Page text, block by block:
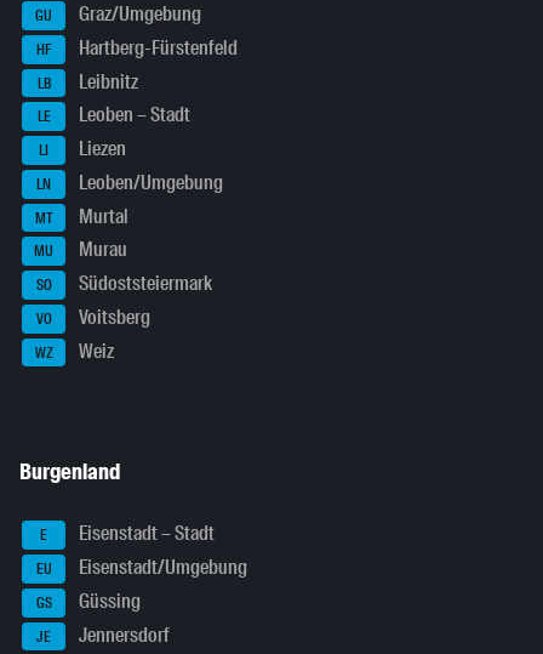
GU Graz/Umgebung
HF Hartberg-Fürstenfeld
LB Leibnitz
LE Leoben – Stadt
LI Liezen
LN Leoben/Umgebung
MT Murtal
MU Murau
SO Südoststeiermark
VO Voitsberg
WZ Weiz
Burgenland
E Eisenstadt – Stadt
EU Eisenstadt/Umgebung
GS Güssing
JE Jennersdorf